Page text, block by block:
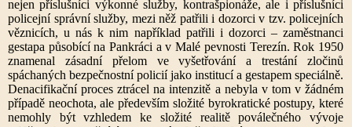
nejen příslušníci výkonné služby, kontrašpionáže, ale i příslušníci
policejní správní služby, mezi něž patřili i dozorci v tzv. policejních
věznicích, u nás k nim například patřili i dozorci – zaměstnanci
gestapa působící na Pankráci a v Malé pevnosti Terezín. Rok 1950
znamenal zásadní přelom ve vyšetřování a trestání zločinů
spáchaných bezpečnostní policií jako institucí a gestapem speciálně.
Denacifikační proces ztrácel na intenzitě a nebyla v tom v žádném
případě neochota, ale především složité byrokratické postupy, které
nemohly být vzhledem ke složité realitě poválečného vývoje